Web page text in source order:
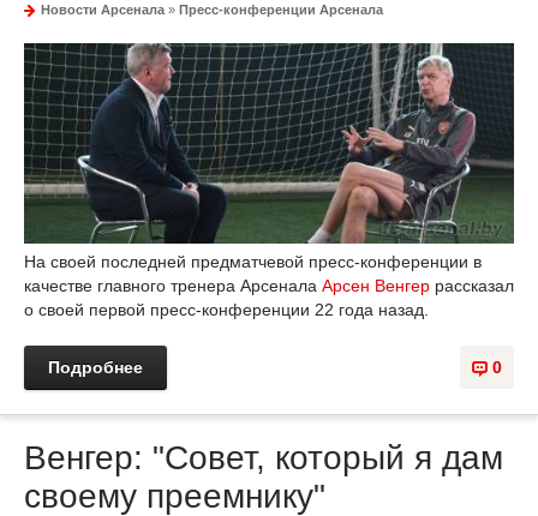
Новости Арсенала » Пресс-конференции Арсенала
На своей последней предматчевой пресс-конференции в
качестве главного тренера Арсенала Арсен Венгер рассказал
о своей первой пресс-конференции 22 года назад.
0
Подробнее
Венгер: "Совет, который я дам
своему преемнику"